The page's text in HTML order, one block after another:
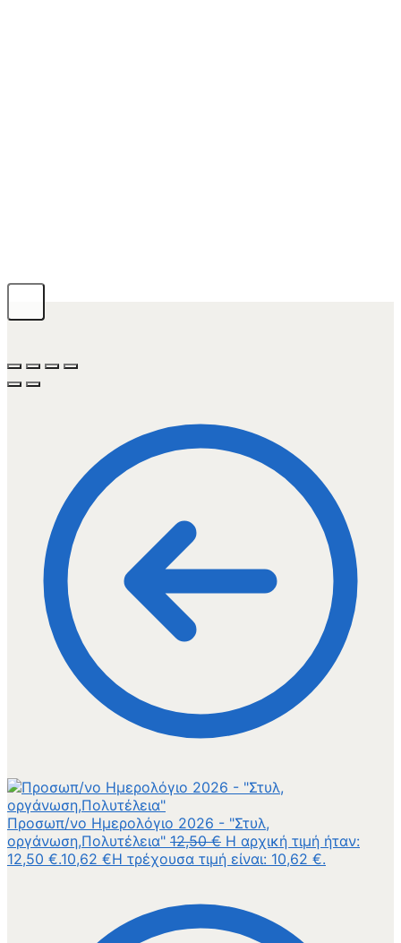
Προσωπ/νο Ημερολόγιο 2026 - "Στυλ,
οργάνωση,Πολυτέλεια" 12,50€ Η αρχική τιμή ήταν:
12,50 €.10,62 €Η τρέχουσα τιμή είναι: 10,62 €.